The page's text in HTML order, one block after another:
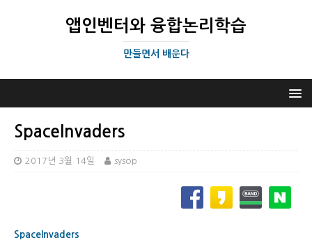
앱인벤터와 융합논리학습
만들면서 배운다
SpaceInvaders
2017년 3월 14일 sysop
SpaceInvaders